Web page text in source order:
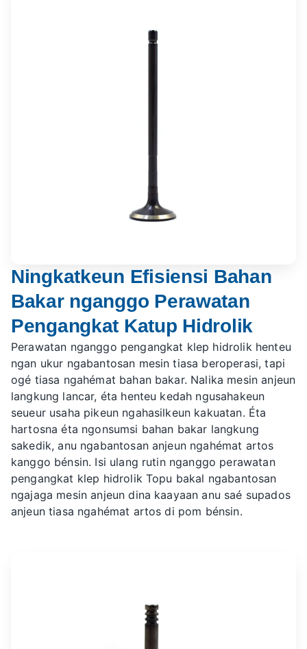
Ningkatkeun Efisiensi Bahan
Bakar nganggo Perawatan
Pengangkat Katup Hidrolik
Perawatan nganggo pengangkat klep hidrolik henteu
ngan ukur ngabantosan mesin tiasa beroperasi, tapi
ogé tiasa ngahémat bahan bakar. Nalika mesin anjeun
langkung lancar, éta henteu kedah ngusahakeun
seueur usaha pikeun ngahasilkeun kakuatan. Éta
hartosna éta ngonsumsi bahan bakar langkung
sakedik, anu ngabantosan anjeun ngahémat artos
kanggo bénsin. Isi ulang rutin nganggo perawatan
pengangkat klep hidrolikTopu bakal ngabantosan
ngajaga mesin anjeun dina kaayaan anu saé supados
anjeun tiasa ngahémat artos di pom bénsin.